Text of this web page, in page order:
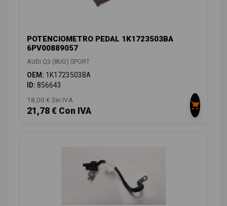
POTENCIOMETRO PEDAL 1K1723503BA
6PV00889057
AUDI Q3 (8UG) SPORT
OEM: 1K1723503BA
ID: 856643
18,00 € Sin IVA
21,78 € Con IVA